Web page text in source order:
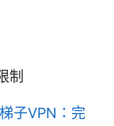
制
子VPN：完